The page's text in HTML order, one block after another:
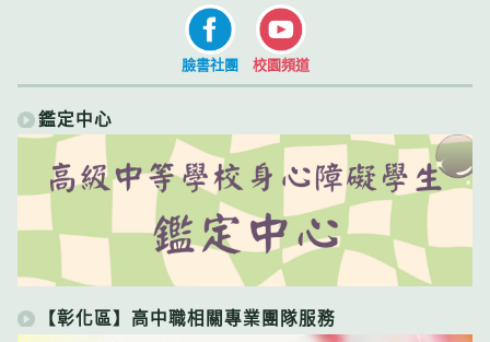
臉書社團 校園頻道
鑑定中心
【彰化區】高中職相關專業團隊服務